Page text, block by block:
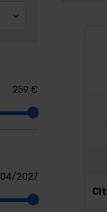
259 €
04/2027